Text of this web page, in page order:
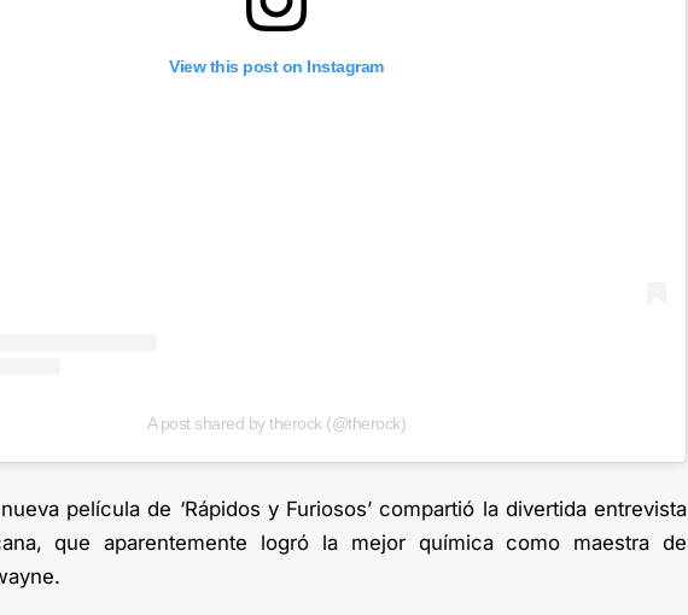
View this post on Instagram
A post shared by therock (@therock)
película de ‘Rápidos y Furiosos’ compartió la divertida entrevista
que aparentemente logró la mejor química como maestra de